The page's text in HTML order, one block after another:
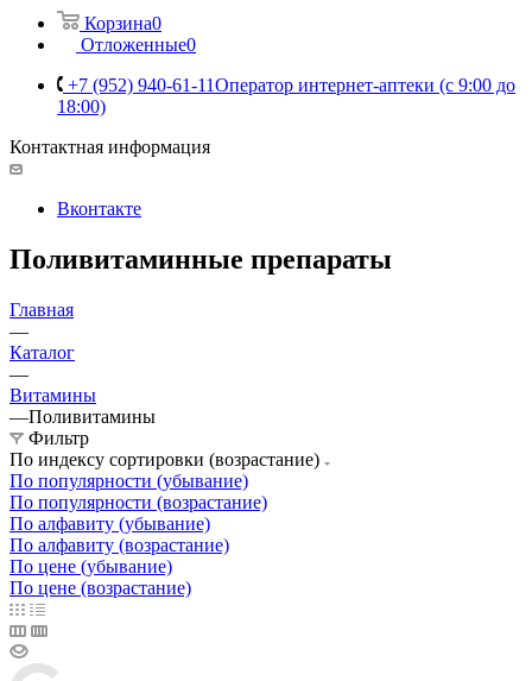
Корзина0
Отложенные0
+7 (952) 940-61-11Оператор интернет-аптеки (с 9:00 до
18:00)
Контактная информация
Вконтакте
Поливитаминные препараты
Главная
—
Каталог
—
Витамины
—Поливитамины
Фильтр
По индексу сортировки (возрастание)
По популярности (убывание)
По популярности (возрастание)
По алфавиту (убывание)
По алфавиту (возрастание)
По цене (убывание)
По цене (возрастание)